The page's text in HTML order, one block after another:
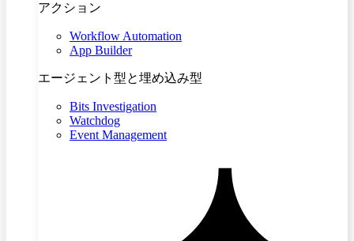
アクション
Workflow Automation
App Builder
エージェント型と埋め込み型
Bits Investigation
Watchdog
Event Management